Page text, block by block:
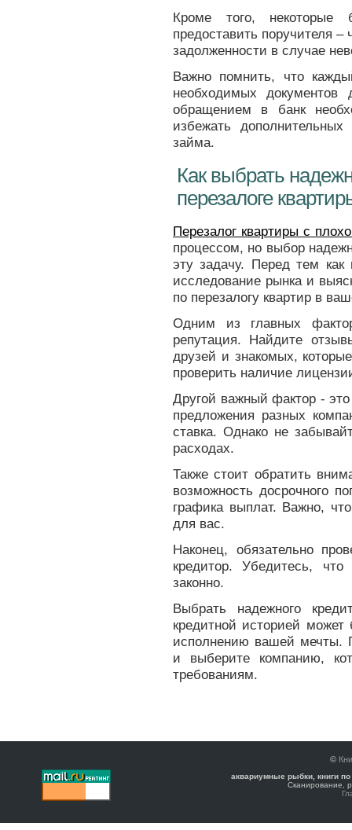
Кроме того, некоторые
предоставить поручителя –
задолженности в случае
Важно помнить, что
необходимых документов
обращением в банк
избежать
займа.
Как выбрать
перезалоге
Перезалог квартиры с
процессом, но выбор
эту задачу. Перед тем как
исследование рынка и
по перезалогу квартир в
Одним из главных
репутация. Найдите
друзей и знакомых,
проверить наличие
Другой важный фактор - это
предложения разных
ставка. Однако не
расходах.
Также стоит обратить
возможность досрочного
графика выплат. Важно,
для вас.
Наконец, обязательно
кредитор. Убедитесь,
законно.
Выбрать надежного
кредитной историей
исполнению вашей мечты.
и выберите компанию,
требованиям.
©
аквариумные рыбки, книги
Сканирование,